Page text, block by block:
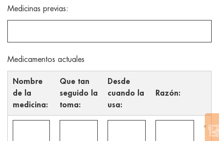
Medicinas previas:
Medicamentos actuales
Nombre
de la
medicina:
Que tan
seguido la
toma:
Desde
cuando la
usa:
Razón: